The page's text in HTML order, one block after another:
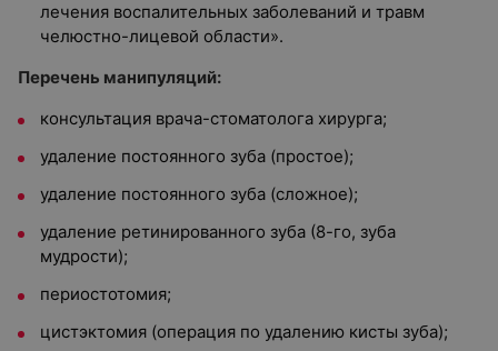
лечения воспалительных заболеваний и травм
челюстно-лицевой области».
Перечень манипуляций:
консультация врача-стоматолога хирурга;
удаление постоянного зуба (простое);
удаление постоянного зуба (сложное);
удаление ретинированного зуба (8-го, зуба
мудрости);
периостотомия;
цистэктомия (операция по удалению кисты зуба);